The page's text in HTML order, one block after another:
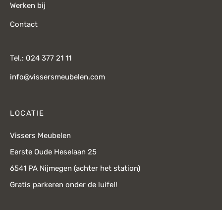
Werken bij
Contact
Tel.: 024 377 21 11
info@vissersmeubelen.com
LOCATIE
Vissers Meubelen
Eerste Oude Heselaan 25
6541 PA Nijmegen (achter het station)
Gratis parkeren onder de luifel!